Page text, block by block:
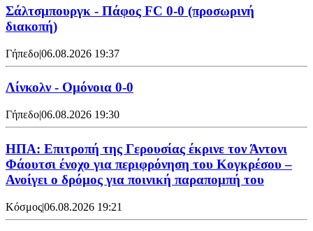
Σάλτσμπουργκ - Πάφος FC 0-0 (προσωρινή
διακοπή)
Γήπεδο|06.08.2026 19:37
Λίνκολν - Ομόνοια 0-0
Γήπεδο|06.08.2026 19:30
ΗΠΑ: Επιτροπή της Γερουσίας έκρινε τον Άντονι
Φάουτσι ένοχο για περιφρόνηση του Κογκρέσου –
Ανοίγει ο δρόμος για ποινική παραπομπή του
Κόσμος|06.08.2026 19:21